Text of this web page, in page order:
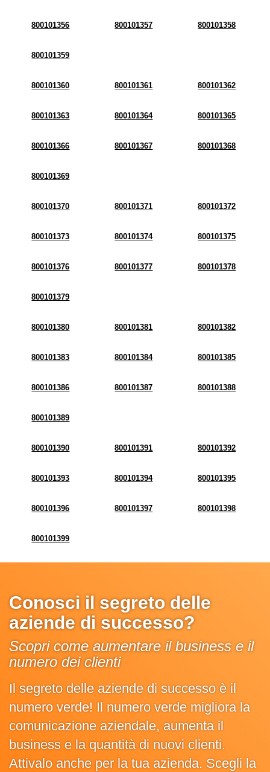
800101356 800101357 800101358
800101359
800101360 800101361 800101362
800101363 800101364 800101365
800101366 800101367 800101368
800101369
800101370 800101371 800101372
800101373 800101374 800101375
800101376 800101377 800101378
800101379
800101380 800101381 800101382
800101383 800101384 800101385
800101386 800101387 800101388
800101389
800101390 800101391 800101392
800101393 800101394 800101395
800101396 800101397 800101398
800101399
Conosci il segreto delle
aziende di successo?
Scopri come aumentare il business e il
numero dei clienti
Il segreto delle aziende di successo è il
numero verde! Il numero verde migliora la
comunicazione aziendale, aumenta il
business e la quantità di nuovi clienti.
Attivalo anche per la tua azienda. Scegli la